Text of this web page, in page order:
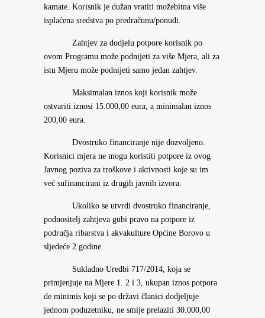
kamate. Korisnik je dužan vratiti možebitna više
isplaćena sredstva po predračunu/ponudi.
Zahtjev za dodjelu potpore korisnik po
ovom Programu može podnijeti za više Mjera, ali za
istu Mjeru može podnijeti samo jedan zahtjev.
Maksimalan iznos koji korisnik može
ostvariti iznosi 15.000,00 eura, a minimalan iznos
200,00 eura.
Dvostruko financiranje nije dozvoljeno.
Korisnici mjera ne mogu koristiti potpore iz ovog
Javnog poziva za troškove i aktivnosti koje su im
već sufinancirani iz drugih javnih izvora.
Ukoliko se utvrdi dvostruko financiranje,
podnositelj zahtjeva gubi pravo na potpore iz
područja ribarstva i akvakulture Općine Borovo u
sljedeće 2 godine.
Sukladno Uredbi 717/2014, koja se
primjenjuje na Mjere 1. 2 i 3, ukupan iznos potpora
de minimis koji se po državi članici dodjeljuje
jednom poduzetniku, ne smije prelaziti 30.000,00